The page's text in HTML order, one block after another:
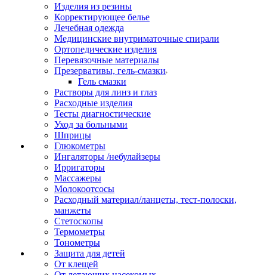
Изделия из резины
Корректирующее белье
Лечебная одежда
Медицинские внутриматочные спирали
Ортопедические изделия
Перевязочные материалы
Презервативы, гель-смазки
Гель смазки
Растворы для линз и глаз
Расходные изделия
Тесты диагностические
Уход за больными
Шприцы
Глюкометры
Ингаляторы /небулайзеры
Ирригаторы
Массажеры
Молокоотсосы
Расходный материал/ланцеты, тест-полоски,
манжеты
Стетоскопы
Термометры
Тонометры
Защита для детей
От клещей